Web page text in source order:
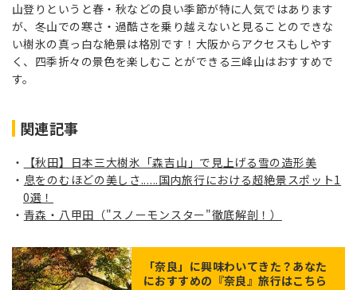
山登りというと春・秋などの良い季節が特に人気ではあります
が、冬山での寒さ・過酷さを乗り越えないと見ることのできな
い樹氷の真っ白な絶景は格別です！大阪からアクセスもしやす
く、四季折々の景色を楽しむことができる三峰山はおすすめで
す。
関連記事
【秋田】日本三大樹氷「森吉山」で見上げる雪の造形美
息をのむほどの美しさ......国内旅行における超絶景スポット1
0選！
青森・八甲田（"スノーモンスター"徹底解剖！）
「奈良」に興味わいてきた？あなた
におすすめの『奈良』旅行はこちら